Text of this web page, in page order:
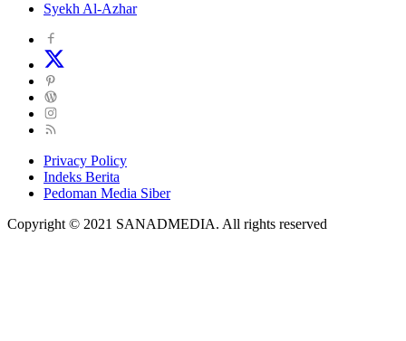
Syekh Al-Azhar
Privacy Policy
Indeks Berita
Pedoman Media Siber
Copyright © 2021 SANADMEDIA. All rights reserved